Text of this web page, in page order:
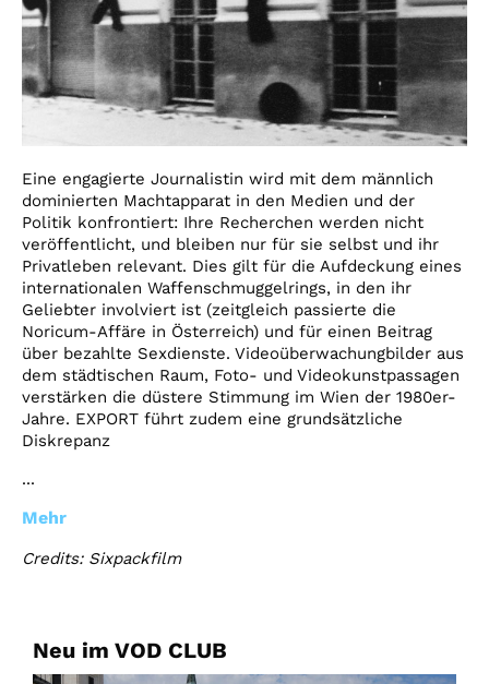
Eine engagierte Journalistin wird mit dem männlich
dominierten Machtapparat in den Medien und der
Politik konfrontiert: Ihre Recherchen werden nicht
veröffentlicht, und bleiben nur für sie selbst und ihr
Privatleben relevant. Dies gilt für die Aufdeckung eines
internationalen Waffenschmuggelrings, in den ihr
Geliebter involviert ist (zeitgleich passierte die
Noricum-Affäre in Österreich) und für einen Beitrag
über bezahlte Sexdienste. Videoüberwachungbilder aus
dem städtischen Raum, Foto- und Videokunstpassagen
verstärken die düstere Stimmung im Wien der 1980er-
Jahre. EXPORT führt zudem eine grundsätzliche
Diskrepanz
...
Mehr
Credits: Sixpackfilm
Neu im VOD CLUB